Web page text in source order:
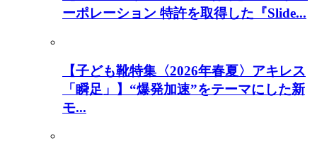
ーポレーション 特許を取得した『Slide...
【子ども靴特集〈2026年春夏〉アキレス
「瞬足」】“爆発加速”をテーマにした新
モ...